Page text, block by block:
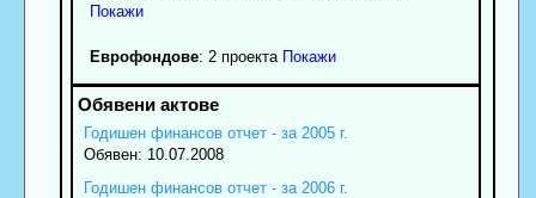
Покажи
Еврофондове: 2 проекта Покажи
Годишен финансов отчет - за 2005 г.
Обявен: 10.07.2008
Годишен финансов отчет - за 2006 г.